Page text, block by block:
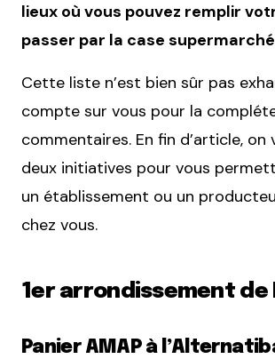
lieux où vous pouvez remplir
passer par la case
Cette liste n’est bien sûr pas
compte sur vous pour la
commentaires. En fin d’article, on
deux initiatives pour vous
un établissement ou un
chez vous.
1er arrondissement de
Panier AMAP à